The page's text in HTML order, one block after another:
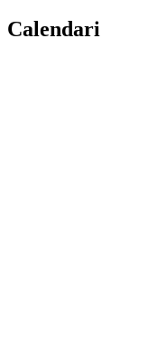
Calendari